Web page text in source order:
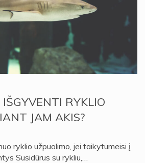
RYKLIO
JAM AKIS?
ryklio užpuolimo, jei taikytumeisi į
Susidūrus su rykliu,…